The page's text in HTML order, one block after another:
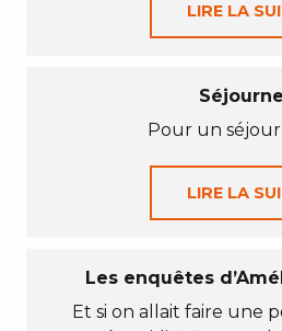
LIRE LA
Pour un séjour
LIRE LA
Les enquêtes
Et si on allait faire une